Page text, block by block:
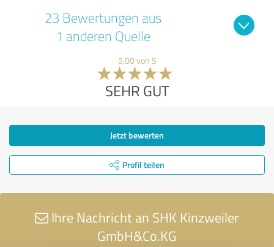
23 Bewertungen aus
1 anderen Quelle
5,00 von 5
SEHR GUT
Jetzt bewerten
Profil teilen
Ihre Nachricht an SHK Kinzweiler
GmbH&Co.KG